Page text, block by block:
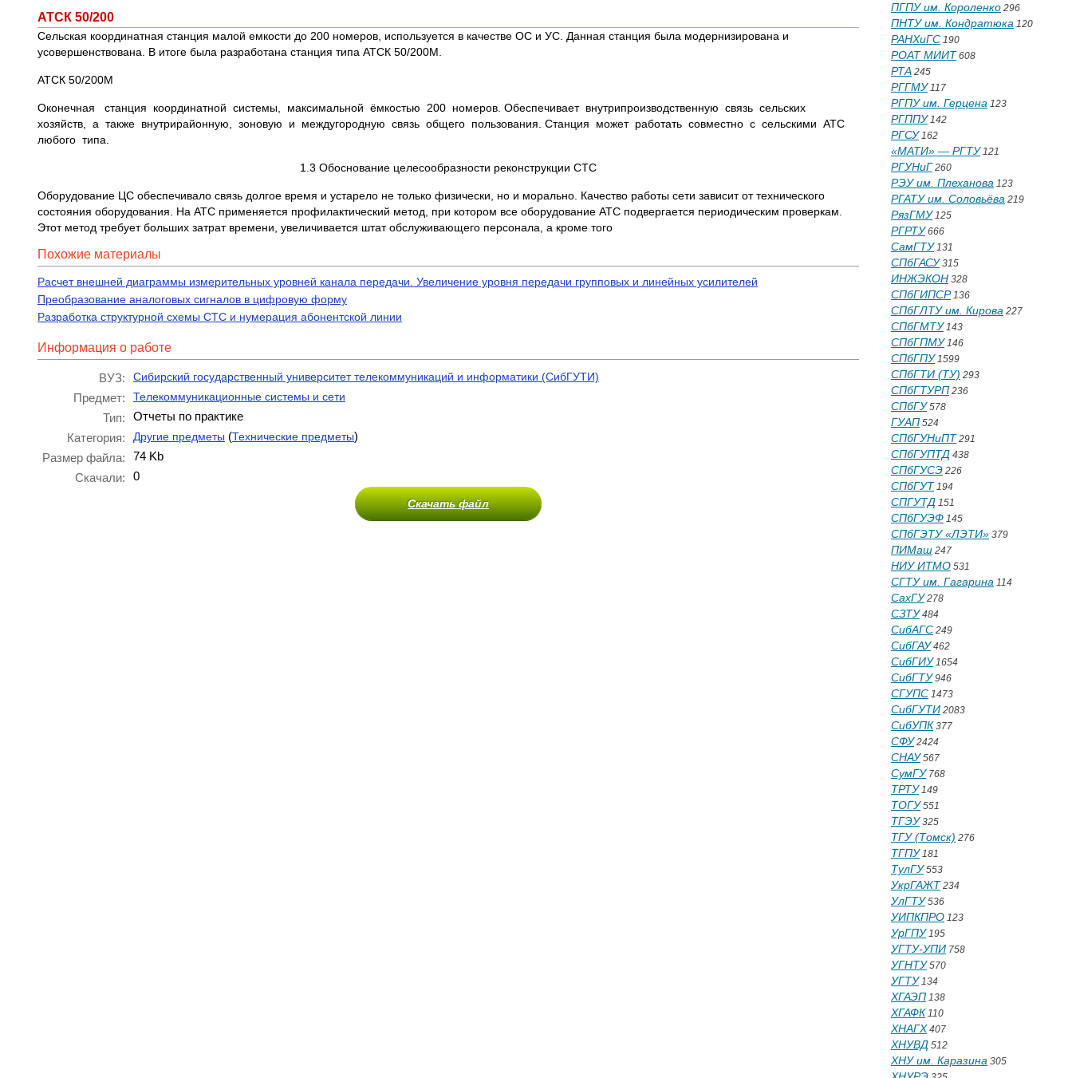
АТСК 50/200
Сельская координатная станция малой емкости до 200 номеров, используется в качестве ОС и УС. Данная станция была модернизирована и
усовершенствована. В итоге была разработана станция типа АТСК 50/200М.
АТСК 50/200М
Оконечная станция координатной системы, максимальной ёмкостью 200 номеров. Обеспечивает внутрипроизводственную связь сельских
хозяйств, а также внутрирайонную, зоновую и междугородную связь общего пользования. Станция может работать совместно с сельскими АТС
любого типа.
1.3 Обоснование целесообразности реконструкции СТС
Оборудование ЦС обеспечивало связь долгое время и устарело не только физически, но и морально. Качество работы сети зависит от технического
состояния оборудования. На АТС применяется профилактический метод, при котором все оборудование АТС подвергается периодическим проверкам.
Этот метод требует больших затрат времени, увеличивается штат обслуживающего персонала, а кроме того
Похожие материалы
Расчет внешней диаграммы измерительных уровней канала передачи. Увеличение уровня передачи групповых и линейных усилителей
Преобразование аналоговых сигналов в цифровую форму
Разработка структурной схемы СТС и нумерация абонентской линии
Информация о работе
ВУЗ: Сибирский государственный университет телекоммуникаций и информатики (СибГУТИ)
Предмет: Телекоммуникационные системы и сети
Тип:
Отчеты по практике
Категория:
Другие предметы (Технические предметы)
Размер файла:
74 Kb
Скачали:
0
Скачать файл
ПГПУ им. Короленко 296
ПНТУ им. Кондратюка 120
РАНХиГС 190
РОАТ МИИТ 608
РТА 245
РГГМУ117
РГПУ им. Герцена 123
РГППУ142
РГСУ162
«МАТИ» — РГТУ121
РГУНиГ 260
РЭУ им. Плеханова 123
РГАТУ им. Соловьёва 219
РязГМУ125
РГРТУ666
СамГТУ131
СПбГАСУ315
ИНЖЭКОН 328
СПбГИПСР136
СПбГЛТУ им. Кирова 227
СПбГМТУ143
СПбГПМУ146
СПбГПУ1599
СПбГТИ (ТУ) 293
СПбГТУРП 236
СПбГУ578
ГУАП 524
СПбГУНиПТ 291
СПбГУПТД 438
СПбГУСЭ 226
СПбГУТ 194
СПГУТД 151
СПбГУЭФ 145
СПбГЭТУ «ЛЭТИ» 379
ПИМаш 247
НИУ ИТМО 531
СГТУ им. Гагарина 114
СахГУ278
СЗТУ484
СибАГС 249
СибГАУ462
СибГИУ1654
СибГТУ946
СГУПС 1473
СибГУТИ 2083
СибУПК 377
СФУ2424
СНАУ567
СумГУ768
ТРТУ149
ТОГУ551
ТГЭУ325
ТГУ (Томск) 276
ТГПУ181
ТулГУ553
УкрГАЖТ 234
УлГТУ536
УИПКПРО 123
УрГПУ195
УГТУ-УПИ 758
УГНТУ570
УГТУ134
ХГАЭП 138
ХГАФК 110
ХНАГХ 407
ХНУВД 512
ХНУ им. Каразина 305